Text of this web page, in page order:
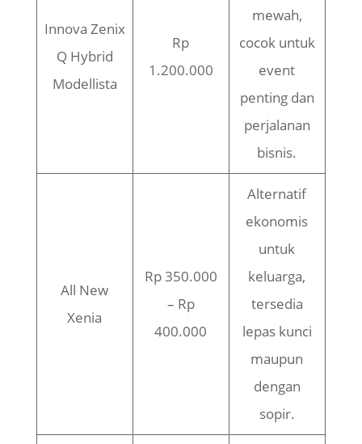
Innova Zenix
Q Hybrid
Modellista
Rp
1.200.000
mewah,
cocok untuk
event
penting dan
perjalanan
bisnis.
All New
Xenia
Rp 350.000
– Rp
400.000
Alternatif
ekonomis
untuk
keluarga,
tersedia
lepas kunci
maupun
dengan
sopir.